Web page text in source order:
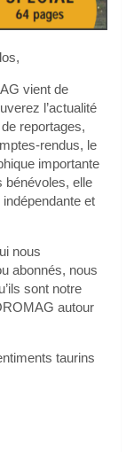
vient de
l’actualité
reportages,
rendus, le
importante
bénévoles, elle
et
nous
abonnés, nous
sont notre
autour
taurins